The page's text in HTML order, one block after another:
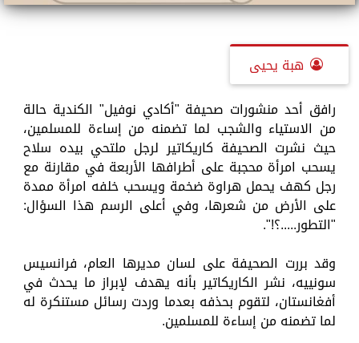
هبة يحيى
رافق أحد منشورات صحيفة "أكادي نوفيل" الكندية حالة
من الاستياء والشجب لما تضمنه من إساءة للمسلمين،
حيث نشرت الصحيفة كاريكاتير لرجل ملتحي بيده سلاح
يسحب امرأة محجبة على أطرافها الأربعة في مقارنة مع
رجل كهف يحمل هراوة ضخمة ويسحب خلفه امرأة ممدة
على الأرض من شعرها، وفي أعلى الرسم هذا السؤال:
"التطور.....؟!".
وقد بررت الصحيفة على لسان مديرها العام، فرانسيس
سونييه، نشر الكاريكاتير بأنه يهدف لإبراز ما يحدث في
أفغانستان، لتقوم بحذفه بعدما وردت رسائل مستنكرة له
لما تضمنه من إساءة للمسلمين.